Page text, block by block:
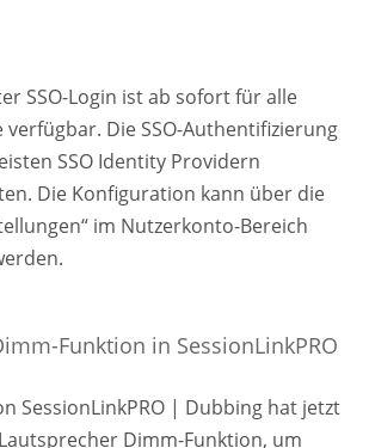
SSO-Login ist ab sofort für alle
Die SSO-Authentifizierung
SSO Identity Providern
Die Konfiguration kann über die
im Nutzerkonto-Bereich
Funktion in SessionLinkPRO
SessionLinkPRO | Dubbing hat jetzt
Dimm-Funktion, um